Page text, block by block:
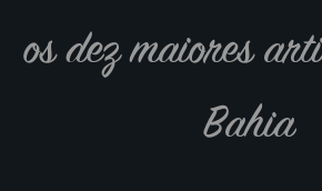
os dez maiores
Bahia